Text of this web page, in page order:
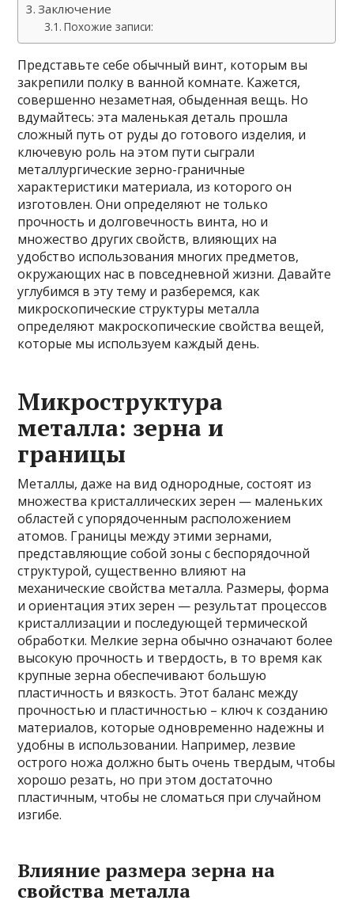
Заключение
Похожие записи:
Представьте себе обычный винт, которым вы
закрепили полку в ванной комнате. Кажется,
совершенно незаметная, обыденная вещь. Но
вдумайтесь: эта маленькая деталь прошла
сложный путь от руды до готового изделия, и
ключевую роль на этом пути сыграли
металлургические зерно-граничные
характеристики материала, из которого он
изготовлен. Они определяют не только
прочность и долговечность винта, но и
множество других свойств, влияющих на
удобство использования многих предметов,
окружающих нас в повседневной жизни. Давайте
углубимся в эту тему и разберемся, как
микроскопические структуры металла
определяют макроскопические свойства вещей,
которые мы используем каждый день.
Микроструктура
металла: зерна и
границы
Металлы, даже на вид однородные, состоят из
множества кристаллических зерен — маленьких
областей с упорядоченным расположением
атомов. Границы между этими зернами,
представляющие собой зоны с беспорядочной
структурой, существенно влияют на
механические свойства металла. Размеры, форма
и ориентация этих зерен — результат процессов
кристаллизации и последующей термической
обработки. Мелкие зерна обычно означают более
высокую прочность и твердость, в то время как
крупные зерна обеспечивают большую
пластичность и вязкость. Этот баланс между
прочностью и пластичностью – ключ к созданию
материалов, которые одновременно надежны и
удобны в использовании. Например, лезвие
острого ножа должно быть очень твердым, чтобы
хорошо резать, но при этом достаточно
пластичным, чтобы не сломаться при случайном
изгибе.
Влияние размера зерна на
свойства металла